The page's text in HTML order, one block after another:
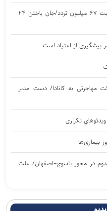
پایان طرح ترافیکی اربعین پلیس با ثبت ۶۷ میلیون تردد/جان باختن ۲۴
از اعتیاد است
مهاجرتی به کانادا/ دست مدیر
تکراری
بیماری‌ها
۱۲ خودرو با ۱۹ مصدوم در محور یاسوج–اصفهان/ علت